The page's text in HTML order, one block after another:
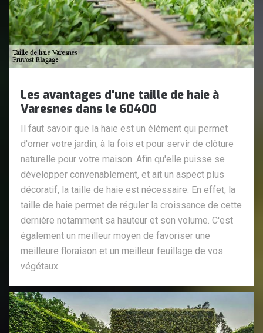
Les avantages d'une taille de haie à
Varesnes dans le 60400
Il faut savoir que la haie est un élément qui permet
d'orner votre jardin, à la fois et pour servir de clôture
naturelle pour votre maison. Afin qu'elle puisse se
développer convenablement, et ait un aspect plus
décoratif, la taille de haie est nécessaire. En effet, la
taille de haie permet de réguler la croissance de cette
dernière notamment sa hauteur et son volume. C'est
également un meilleur moyen de favoriser une
meilleure floraison et un meilleur feuillage de vos
végétaux.